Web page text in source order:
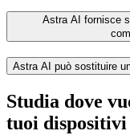
Astra AI fornisce
Astra AI può sostituire
Studia dove
tuoi dispositivi